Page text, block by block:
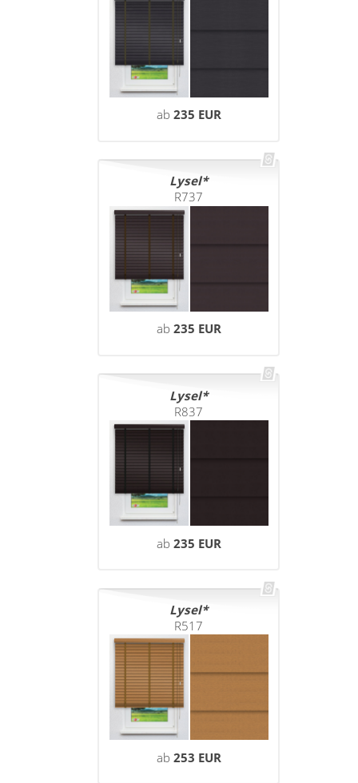
ab 235 EUR
Lysel
R737
ab 235 EUR
Lysel
R837
ab 235 EUR
Lysel
R517
ab 253 EUR